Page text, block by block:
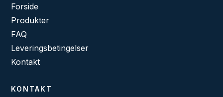
Forside
Produkter
FAQ
Leveringsbetingelser
Kontakt
KONTAKT